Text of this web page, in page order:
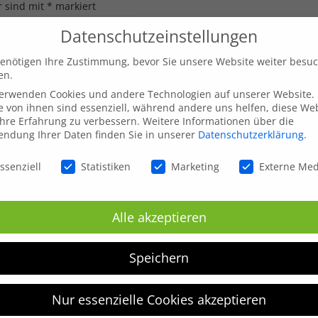
sind mit * markiert
nächsten Kommentar speichern.
Datenschutzeinstellungen
Ihre Zustimmung, bevor Sie unsere Website weiter
Cookies und andere Technologien auf unserer Website.
von ihnen sind essenziell, während andere uns helfen, diese
Erfahrung zu verbessern. Weitere Informationen über die
Ihrer Daten finden Sie in unserer Datenschutzerklärung.
Statistiken Marketing Externe
Alle akzeptieren
Speichern
Nur essenzielle Cookies akzeptieren